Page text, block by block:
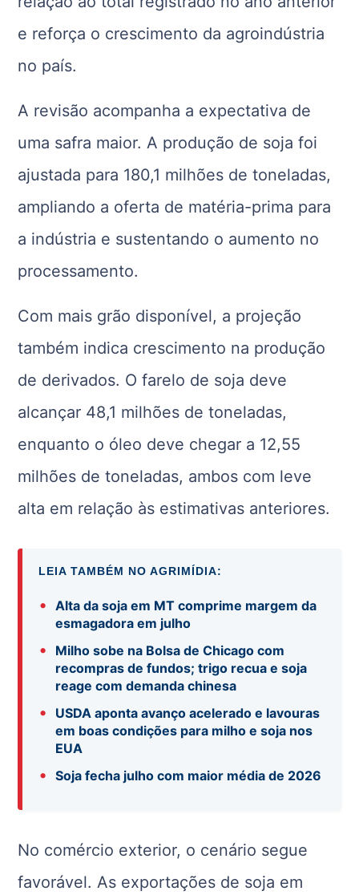
e reforça o crescimento da agroindústria
no país.
A revisão acompanha a expectativa de
uma safra maior. A produção de soja foi
ajustada para 180,1 milhões de toneladas,
ampliando a oferta de matéria-prima para
a indústria e sustentando o aumento no
processamento.
Com mais grão disponível, a projeção
também indica crescimento na produção
de derivados. O farelo de soja deve
alcançar 48,1 milhões de toneladas,
enquanto o óleo deve chegar a 12,55
milhões de toneladas, ambos com leve
alta em relação às estimativas anteriores.
LEIA TAMBÉM NO AGRIMÍDIA:
•
Alta da soja em MT comprime margem da
esmagadora em julho
•
Milho sobe na Bolsa de Chicago com
recompras de fundos; trigo recua e soja
reage com demanda chinesa
•
USDA aponta avanço acelerado e lavouras
em boas condições para milho e soja nos
EUA
• Soja fecha julho com maior média de 2026
No comércio exterior, o cenário segue
favorável. As exportações de soja em